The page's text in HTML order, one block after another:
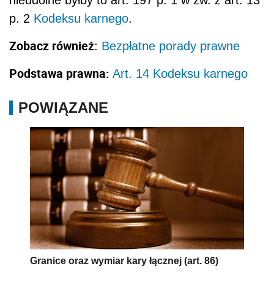
p. 2 Kodeksu karnego.
Zobacz również: Bezpłatne porady prawne
Podstawa prawna: Art. 14 Kodeksu karnego
POWIĄZANE
Granice oraz wymiar kary łącznej (art. 86)